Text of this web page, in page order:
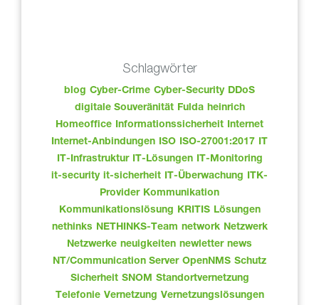
Schlagwörter
blog Cyber-Crime Cyber-Security DDoS
digitale Souveränität Fulda heinrich
Homeoffice Informationssicherheit Internet
Internet-Anbindungen ISO ISO-27001:2017 IT
IT-Infrastruktur IT-Lösungen IT-Monitoring
it-security it-sicherheit IT-Überwachung
ITK-
Provider Kommunikation
Kommunikationslösung
KRITIS Lösungen
nethinks NETHINKS-Team network Netzwerk
Netzwerke neuigkeiten newletter news
NT/Communication Server OpenNMS Schutz
Sicherheit SNOM Standortvernetzung
Telefonie Vernetzung Vernetzungslösungen